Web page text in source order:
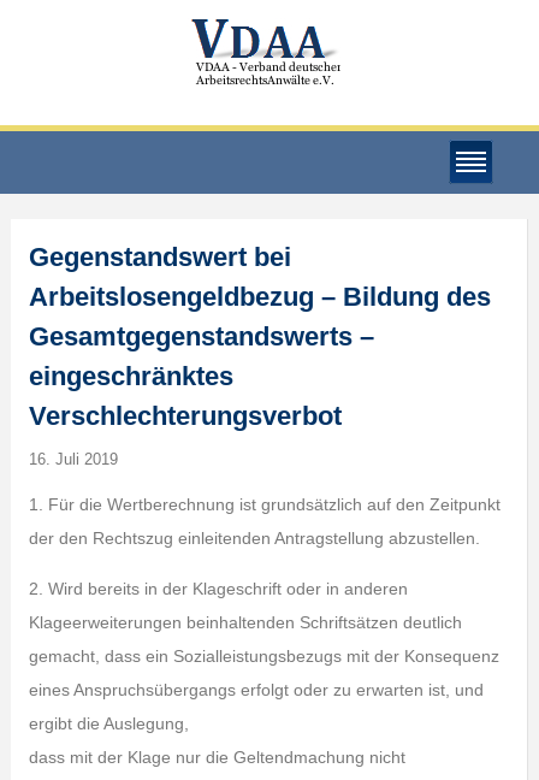
Gegenstandswert bei
Arbeitslosengeldbezug – Bildung des
Gesamtgegenstandswerts –
eingeschränktes
Verschlechterungsverbot
16. Juli 2019
1. Für die Wertberechnung ist grundsätzlich auf den Zeitpunkt
der den Rechtszug einleitenden Antragstellung abzustellen.
2. Wird bereits in der Klageschrift oder in anderen
Klageerweiterungen beinhaltenden Schriftsätzen deutlich
gemacht, dass ein Sozialleistungsbezugs mit der Konsequenz
eines Anspruchsübergangs erfolgt oder zu erwarten ist, und
ergibt die Auslegung,
dass mit der Klage nur die Geltendmachung nicht